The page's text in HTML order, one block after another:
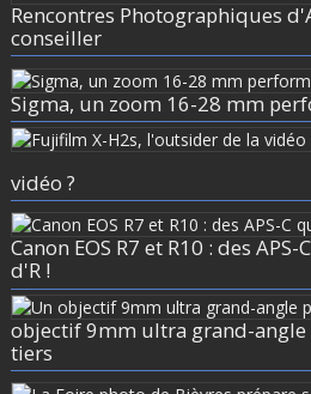
Rencontres Photographiques
conseiller
Sigma, un zoom 16-28 mm
vidéo ?
Canon EOS R7 et R10 : des
d'R !
objectif 9mm ultra grand-
tiers